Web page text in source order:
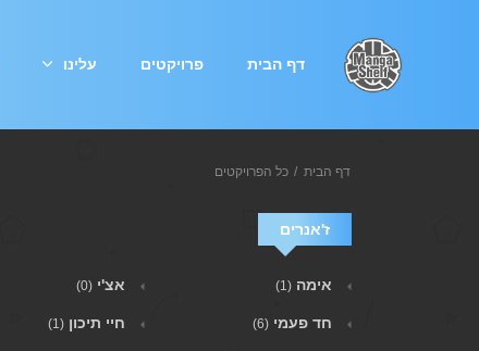
דף הבית פרויקטים עלינו
דף הבית כל הפרויקטים
ז'אנרים
אימה (1) אצ'י (0)
חד פעמי (6) חיי תיכון (1)